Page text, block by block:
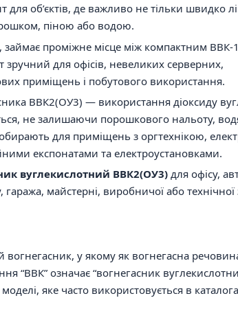
об’єктів, де важливо не тільки швидко
піною або водою.
, займає проміжне місце між компактним ВВК-
для офісів, невеликих серверних,
приміщень і побутового використання.
ВВК2(ОУ3) — використання діоксиду
не залишаючи порошкового нальоту,
для приміщень з оргтехнікою,
експонатами та електроустановками.
вуглекислотний ВВК2(ОУ3) для офісу,
майстерні, виробничої або
у якому як вогнегасна
“ВВК” означає “вогнегасник
яке часто використовується в